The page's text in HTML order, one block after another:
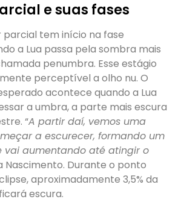
e suas fases
parcial tem início na fase
a Lua passa pela sombra mais
penumbra. Esse estágio
perceptível a olho nu. O
acontece quando a Lua
a umbra, a parte mais escura
“A partir daí, vemos uma
a escurecer, formando um
vai aumentando até atingir o
Nascimento. Durante o ponto
aproximadamente 3,5% da
escura.